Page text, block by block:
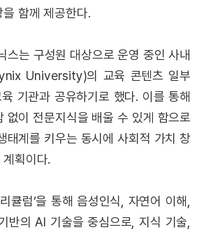
함께 제공한다.
스는 구성원 대상으로 운영 중인 사내
University)의 교육 콘텐츠 일부
기관과 공유하기로 했다. 이를 통해
없이 전문지식을 배울 수 있게 함으로
태계를 키우는 동시에 사회적 가치 창
획이다.
큘럼’을 통해 음성인식, 자연어 이해,
반의 AI 기술을 중심으로, 지식 기술,